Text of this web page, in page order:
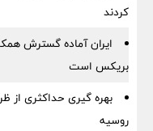
کردند
ایران آماده گسترش
بریکس است
بهره گیری حداکثری از
روسیه